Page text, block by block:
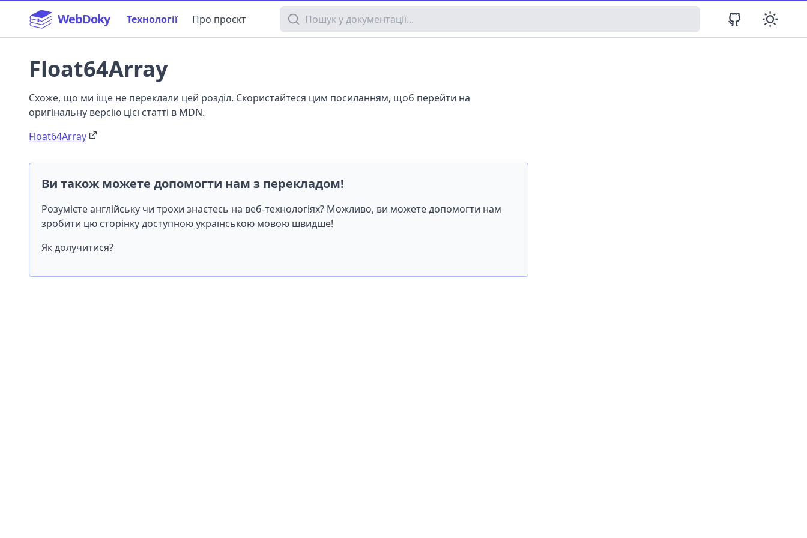
WebDoky Технології Про проєкт Пошук у документації
Float64Array
Схоже, що ми іще не переклали цей розділ. Скористайтеся цим посиланням, щоб перейти на
оригінальну версію цієї статті в MDN.
Float64Array
Ви також можете допомогти нам з перекладом!
Розумієте англійську чи трохи знаєтесь на веб-технологіях? Можливо, ви можете допомогти нам
зробити цю сторінку доступною українською мовою швидше!
Як долучитися?